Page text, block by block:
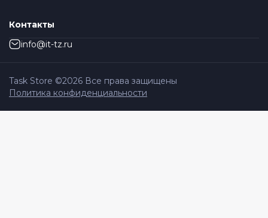
Контакты
info@it-tz.ru
Task Store ©2026 Все права защищены
Политика конфиденциальности